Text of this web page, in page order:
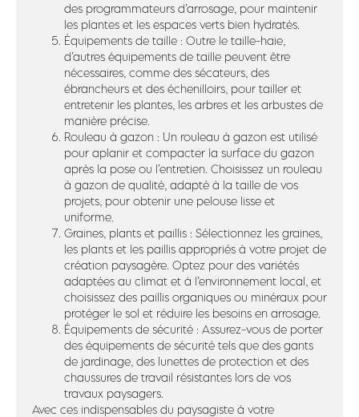
des programmateurs d’arrosage, pour maintenir
les plantes et les espaces verts bien hydratés.
Équipements de taille : Outre le taille-haie,
d’autres équipements de taille peuvent être
nécessaires, comme des sécateurs, des
ébrancheurs et des échenilloirs, pour tailler et
entretenir les plantes, les arbres et les arbustes de
manière précise.
Rouleau à gazon : Un rouleau à gazon est utilisé
pour aplanir et compacter la surface du gazon
après la pose ou l’entretien. Choisissez un rouleau
à gazon de qualité, adapté à la taille de vos
projets, pour obtenir une pelouse lisse et
uniforme.
Graines, plants et paillis : Sélectionnez les graines,
les plants et les paillis appropriés à votre projet de
création paysagère. Optez pour des variétés
adaptées au climat et à l’environnement local, et
choisissez des paillis organiques ou minéraux pour
protéger le sol et réduire les besoins en arrosage.
Équipements de sécurité : Assurez-vous de porter
des équipements de sécurité tels que des gants
de jardinage, des lunettes de protection et des
chaussures de travail résistantes lors de vos
travaux paysagers.
Avec ces indispensables du paysagiste à votre